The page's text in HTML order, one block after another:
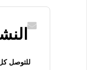
للتوصل كل